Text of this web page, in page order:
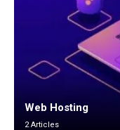
Web Hosting
2 Articles